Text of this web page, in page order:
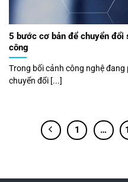
5 bước cơ bản để chuyển đổi
công
Trong bối cảnh công nghệ
chuyển đổi [...]
1 …